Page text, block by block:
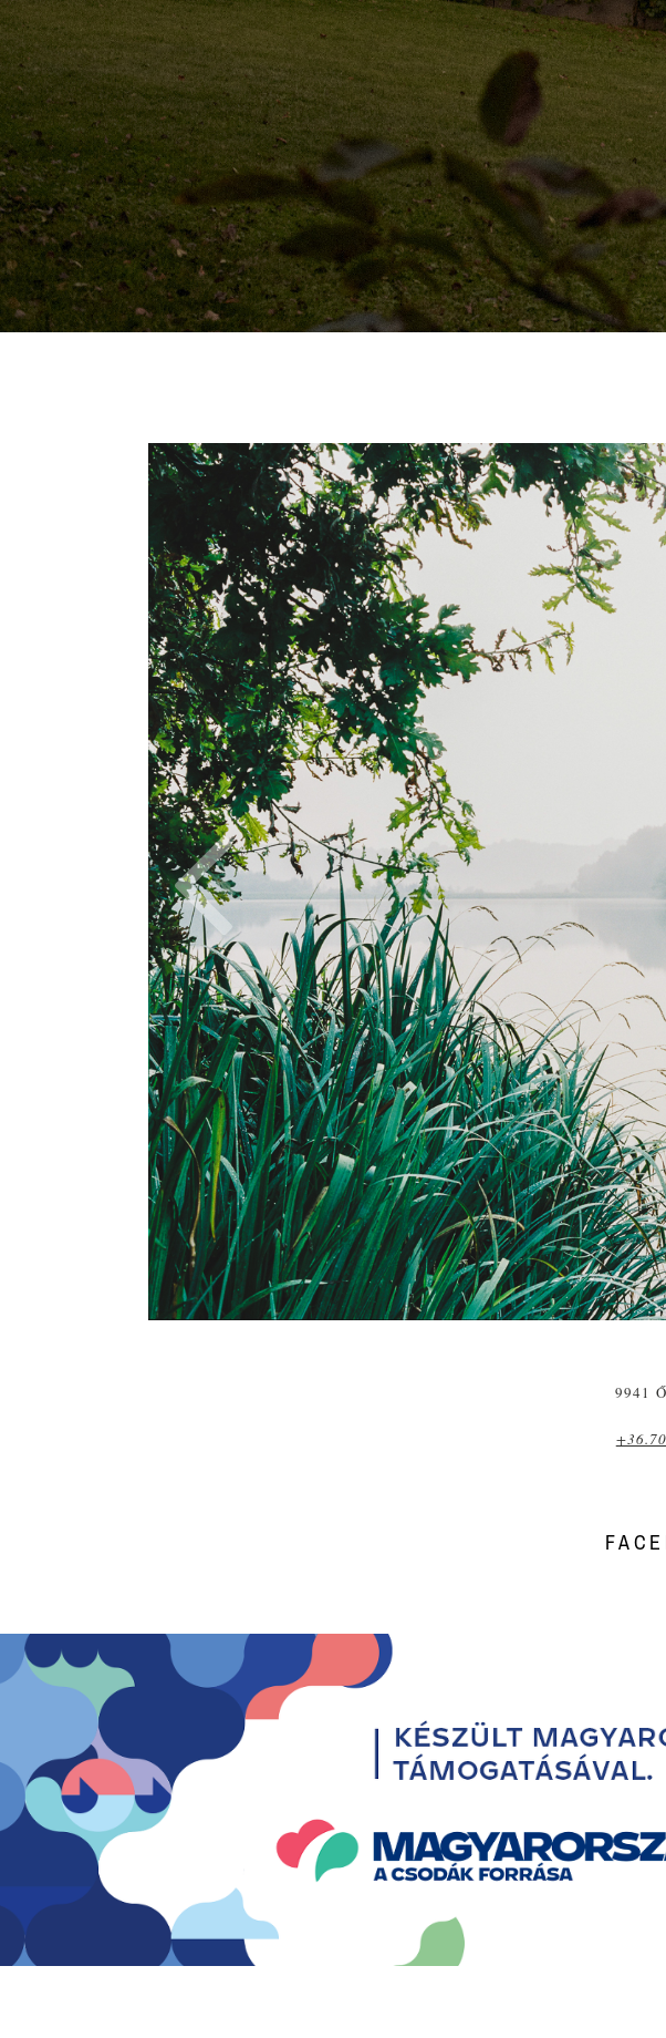
9941